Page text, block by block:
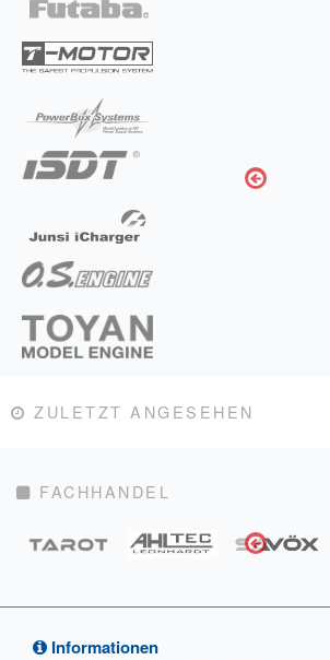
ZULETZT ANGESEHEN
FACHHANDEL
Informationen